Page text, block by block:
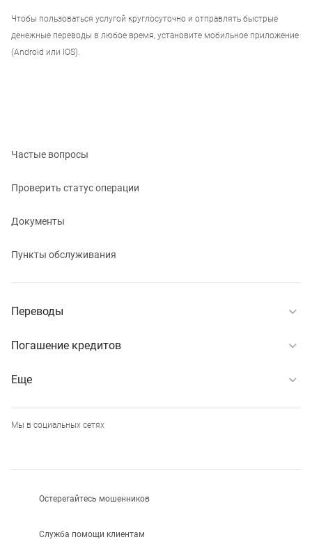
Чтобы пользоваться услугой круглосуточно и отправлять быстрые
денежные переводы в любое время, установите мобильное приложение
(Android или IOS).
Частые вопросы
Проверить статус операции
Документы
Пункты обслуживания
Переводы
Погашение кредитов
Еще
Мы в социальных сетях
Остерегайтесь мошенников
Служба помощи клиентам